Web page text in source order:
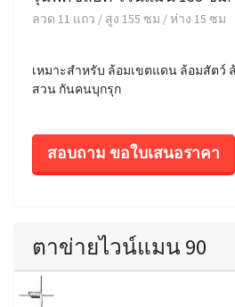
ลวด 11 แถว / สูง 155 ซม / ห่าง 15 ซม
เหมาะสำหรับ ล้อมเขตแดน ล้อมสัตว์
สวน กันคนบุกรุก
สอบถาม ขอใบเสนอราคา
ตาข่ายไวน์แมน 90